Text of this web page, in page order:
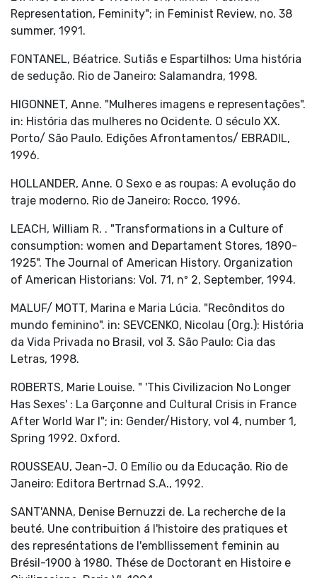
Representation, Feminity"; in Feminist Review, no. 38
summer, 1991.
FONTANEL, Béatrice. Sutiãs e Espartilhos: Uma história
de sedução. Rio de Janeiro: Salamandra, 1998.
HIGONNET, Anne. "Mulheres imagens e representações".
in: História das mulheres no Ocidente. O século XX.
Porto/ São Paulo. Edições Afrontamentos/ EBRADIL,
1996.
HOLLANDER, Anne. O Sexo e as roupas: A evolução do
traje moderno. Rio de Janeiro: Rocco, 1996.
LEACH, William R. . "Transformations in a Culture of
consumption: women and Departament Stores, 1890-
1925". The Journal of American History. Organization
of American Historians: Vol. 71, nº 2, September, 1994.
MALUF/ MOTT, Marina e Maria Lúcia. "Recônditos do
mundo feminino". in: SEVCENKO, Nicolau (Org.): História
da Vida Privada no Brasil, vol 3. São Paulo: Cia das
Letras, 1998.
ROBERTS, Marie Louise. " 'This Civilizacion No Longer
Has Sexes' : La Garçonne and Cultural Crisis in France
After World War I"; in: Gender/History, vol 4, number 1,
Spring 1992. Oxford.
ROUSSEAU, Jean-J. O Emílio ou da Educação. Rio de
Janeiro: Editora Bertrnad S.A., 1992.
SANT'ANNA, Denise Bernuzzi de. La recherche de la
beuté. Une contribuition á l'histoire des pratiques et
des represéntations de l'embllissement feminin au
Brésil-1900 à 1980. Thése de Doctorant en Histoire e